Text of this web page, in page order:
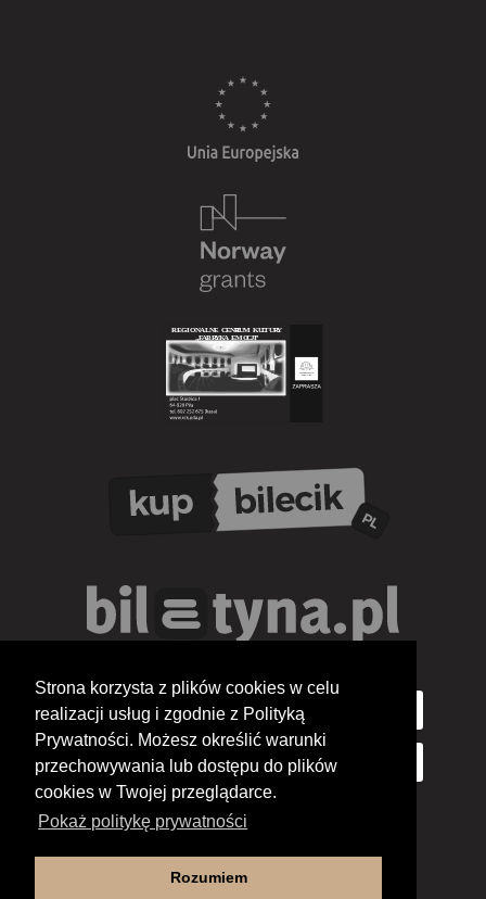
Strona korzysta z plików cookies w celu
realizacji usług i zgodnie z Polityką
Prywatności. Możesz określić warunki
przechowywania lub dostępu do plików
cookies w Twojej przeglądarce.
Pokaż politykę prywatności
Rozumiem